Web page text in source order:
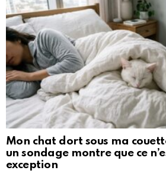
Mon chat dort sous ma
un sondage montre que ce
exception